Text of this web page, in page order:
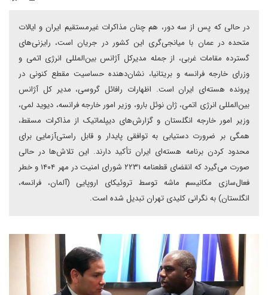
در حالی که پس از سه دور، هم چنان مذاکرات غیرمستقیم ایران و ایالات
متحده در عمان با میانجی‌گری این کشور در جریان است، رایزنی‌های
گسترده مقامات غربی، از جمله مدیرکل آژانس بین‌المللی انرژی اتمی و
وزرای خارجه فرانسه و بریتانیا، نشان‌دهنده حساسیت مقطع کنونی در
پرونده هسته‌ای ایران است. اظهارات رافائل گروسی، مدیر کل آژانس
بین‌المللی انرژی اتمی، ژان نوئل بارو، وزیر امور خارجه فرانسه، دیوید لمی،
وزیر امور خارجه انگلستان و گزارش‌های دیپلماتیک از مذاکرات مسقط،
همگی بر ضرورت دستیابی به توافقی پایدار و قابل راستی‌آزمایی برای
محدود کردن برنامه هسته‌ای ایران تأکید دارند. این تلاش‌ها در حالی
صورت می‌گیرد که انقضای قطعنامه ۲۲۳۱ شورای امنیت در مهر ۱۴۰۴ و خطر
فعال‌سازی مکانیسم ماشه توسط تروئیکای اروپایی (آلمان، فرانسه،
انگلستان) به نگرانی کلیدی تهران تبدیل شده است.